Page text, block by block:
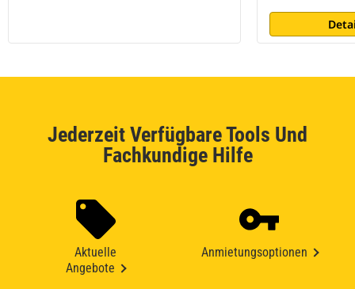
Jederzeit Verfügbare Tools Und
Fachkundige Hilfe
Aktuelle
Angebote
Anmietungsoptionen